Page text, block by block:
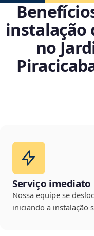
instalação
no
Serviço imediato
Nossa equipe se
iniciando a instalação